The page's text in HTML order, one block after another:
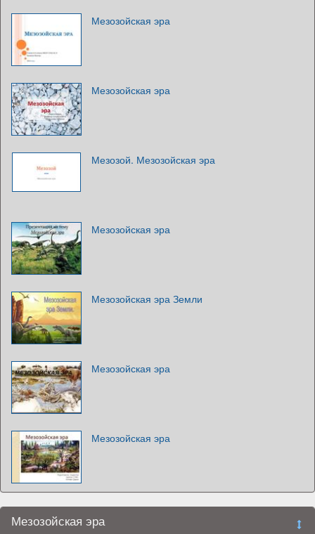
Мезозойская эра
Мезозойская эра
Мезозой. Мезозойская эра
Мезозойская эра
Мезозойская эра Земли
Мезозойская эра
Мезозойская эра
Мезозойская эра